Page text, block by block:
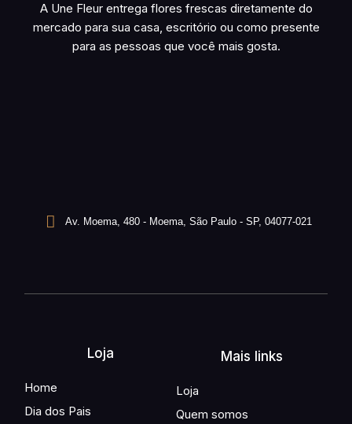
A Une Fleur entrega flores frescas diretamente do
mercado para sua casa, escritório ou como presente
para as pessoas que você mais gosta.
Av. Moema, 480 - Moema, São Paulo - SP, 04077-021
Loja
Home
Dia dos Pais
Mais links
Loja
Quem somos